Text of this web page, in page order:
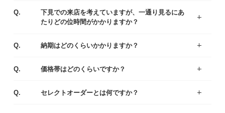
Q.
下見での来店を考えていますが、一通り見るにあ
たりどの位時間がかかりますか？
Q.
納期はどのくらいかかりますか？
Q.
価格帯はどのくらいですか？
Q.
セレクトオーダーとは何ですか？